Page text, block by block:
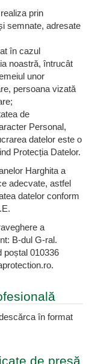
prin
semnate, adresate
în cazul
noastră, întrucât
unor
persoana vizată
de
Personal,
datelor este o
Protecția Datelor.
Harghita a
adecvate, astfel
datelor conform
a
B-dul G-ral.
poștal 010336
în format
de presă